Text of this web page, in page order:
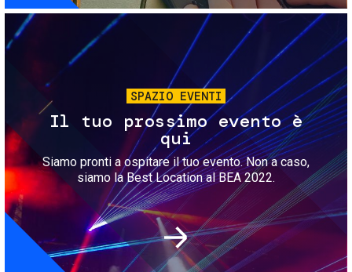
Immagine
SPAZIO EVENTI
Il tuo prossimo evento è
qui
Siamo pronti a ospitare il tuo evento. Non a caso,
siamo la Best Location al BEA 2022.